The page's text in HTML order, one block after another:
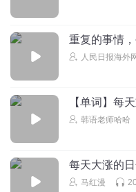
重复的事情
人民日报海外
【单词】每
韩语老师哈哈
每天大涨的
马红漫